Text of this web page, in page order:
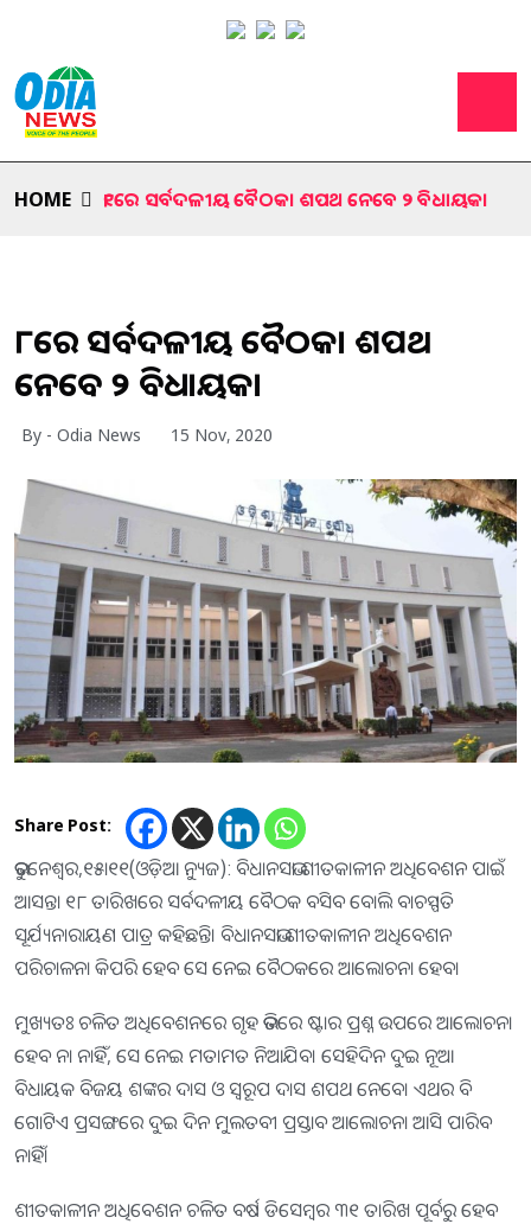
HOME ୧୮ରେ ସର୍ବଦଳୀୟ ବୈଠକ। ଶପଥ ନେବେ ୨ ବିଧାୟକ।
୧୮ରେ ସର୍ବଦଳୀୟ ବୈଠକ। ଶପଥ
ନେବେ ୨ ବିଧାୟକ।
By - Odia News 15 Nov, 2020
Share Post:
ଭୁବନେଶ୍ୱର,୧୫ା୧୧(ଓଡ଼ିଆ ନ୍ୟୁଜ): ବିଧାନସଭା ଶୀତକାଳୀନ ଅଧିବେଶନ ପାଇଁ
ଆସନ୍ତା ୧୮ ତାରିଖରେ ସର୍ବଦଳୀୟ ବୈଠକ ବସିବ ବୋଲି ବାଚସ୍ପତି
ସୂର୍ଯ୍ୟନାରାୟଣ ପାତ୍ର କହିଛନ୍ତି। ବିଧାନସଭା ଶୀତକାଳୀନ ଅଧିବେଶନ
ପରିଚାଳନା କିପରି ହେବ ସେ ନେଇ ବୈଠକରେ ଆଲୋଚନା ହେବ।
ମୁଖ୍ୟତଃ ଚଳିତ ଅଧିବେଶନରେ ଗୃହ ଭିତରେ ଷ୍ଟାର ପ୍ରଶ୍ନ ଉପରେ ଆଲୋଚନା
ହେବ ନା ନାହିଁ, ସେ ନେଇ ମତାମତ ନିଆଯିବ। ସେହିଦିନ ଦୁଇ ନୂଆ
ବିଧାୟକ ବିଜୟ ଶଙ୍କର ଦାସ ଓ ସ୍ବରୂପ ଦାସ ଶପଥ ନେବେ। ଏଥର ବି
ଗୋଟିଏ ପ୍ରସଙ୍ଗରେ ଦୁଇ ଦିନ ମୁଲତବୀ ପ୍ରସ୍ତାବ ଆଲୋଚନା ଆସି ପାରିବ
ନାହିଁ।
ଶୀତକାଳୀନ ଅଧିବେଶନ ଚଳିତ ବର୍ଷ ଡିସେମ୍ବର ୩୧ ତାରିଖ ପୂର୍ବରୁ ହେବ